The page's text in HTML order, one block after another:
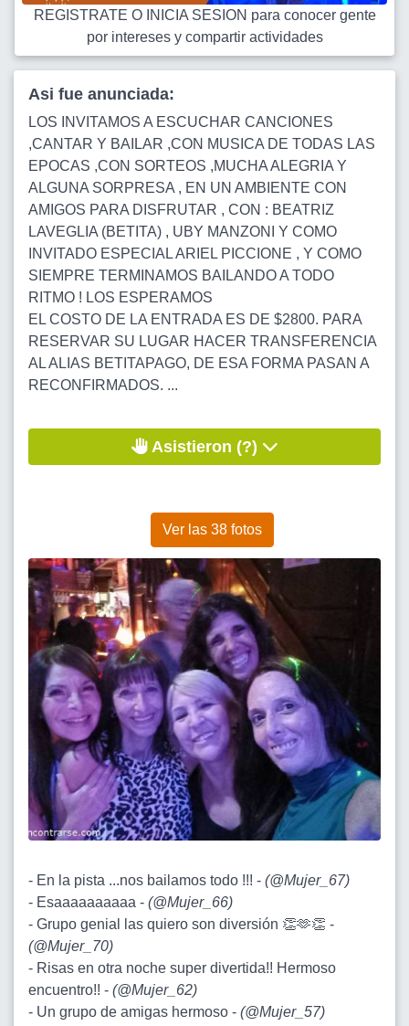
REGISTRATE O INICIA SESION para conocer gente
por intereses y compartir actividades
Asi fue anunciada:
LOS INVITAMOS A ESCUCHAR CANCIONES
,CANTAR Y BAILAR ,CON MUSICA DE TODAS LAS
EPOCAS ,CON SORTEOS ,MUCHA ALEGRIA Y
ALGUNA SORPRESA , EN UN AMBIENTE CON
AMIGOS PARA DISFRUTAR , CON : BEATRIZ
LAVEGLIA (BETITA) , UBY MANZONI Y COMO
INVITADO ESPECIAL ARIEL PICCIONE , Y COMO
SIEMPRE TERMINAMOS BAILANDO A TODO
RITMO ! LOS ESPERAMOS
EL COSTO DE LA ENTRADA ES DE $2800. PARA
RESERVAR SU LUGAR HACER TRANSFERENCIA
AL ALIAS BETITAPAGO, DE ESA FORMA PASAN A
RECONFIRMADOS. ...
Asistieron (?)
Ver las 38 fotos
- En la pista ...nos bailamos todo !!! - (@Mujer_67)
- Esaaaaaaaaaa - (@Mujer_66)
- Grupo genial las quiero son diversión 👏🫶👏 -
(@Mujer_70)
- Risas en otra noche super divertida!! Hermoso
encuentro!! - (@Mujer_62)
- Un grupo de amigas hermoso - (@Mujer_57)